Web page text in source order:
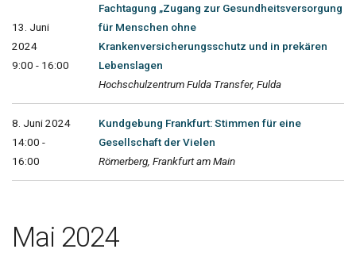
13. Juni
2024
9:00 - 16:00
Fachtagung „Zugang zur Gesundheitsversorgung
für Menschen ohne
Krankenversicherungsschutz und in prekären
Lebenslagen
Hochschulzentrum Fulda Transfer, Fulda
8. Juni 2024
14:00 -
16:00
Kundgebung Frankfurt: Stimmen für eine
Gesellschaft der Vielen
Römerberg, Frankfurt am Main
Mai 2024